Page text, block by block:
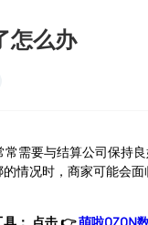
怎么办